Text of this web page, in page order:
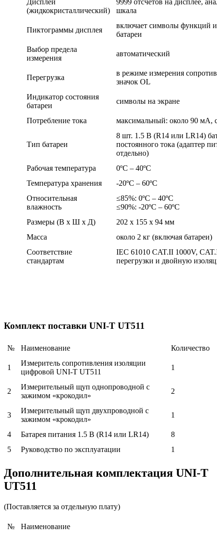
Дисплей
(жидкокристаллический)
9999 отсчетов на дисплее,
шкала
Пиктограммы дисплея
включает символы функций и
батареи
Выбор предела
измерения
автоматический
Перегрузка
в режиме измерения
значок OL
Индикатор состояния
батареи
символы на экране
Потребление тока максимальный: около 90 мА,
Тип батареи
8 шт. 1.5 В (R14 или LR14)
постоянного тока (адаптер
отдельно)
Рабочая температура
0ºС – 40ºС
Температура хранения
-20ºС – 60ºС
Относительная
влажность
≤85%: 0ºС – 40ºС
≤90%: -20ºС – 60ºС
Размеры (В х Ш х Д)
202 х 155 х 94 мм
Масса
около 2 кг (включая батареи)
Соответствие
стандартам
IEC 61010 CAT.II 1000V,
перегрузки и двойную
Комплект поставки UNI-T UT511
№ Наименование Количество
1
Измеритель сопротивления изоляции
цифровой UNI-T UT511
1
2
Измерительный щуп однопроводной с
зажимом «крокодил»
2
3
Измерительный щуп двухпроводной с
зажимом «крокодил»
1
4 Батарея питания 1.5 В (R14 или LR14)
8
5
Руководство по эксплуатации 1
Дополнительная комплектация UNI-T
UT511
(Поставляется за отдельную плату)
№
Наименование